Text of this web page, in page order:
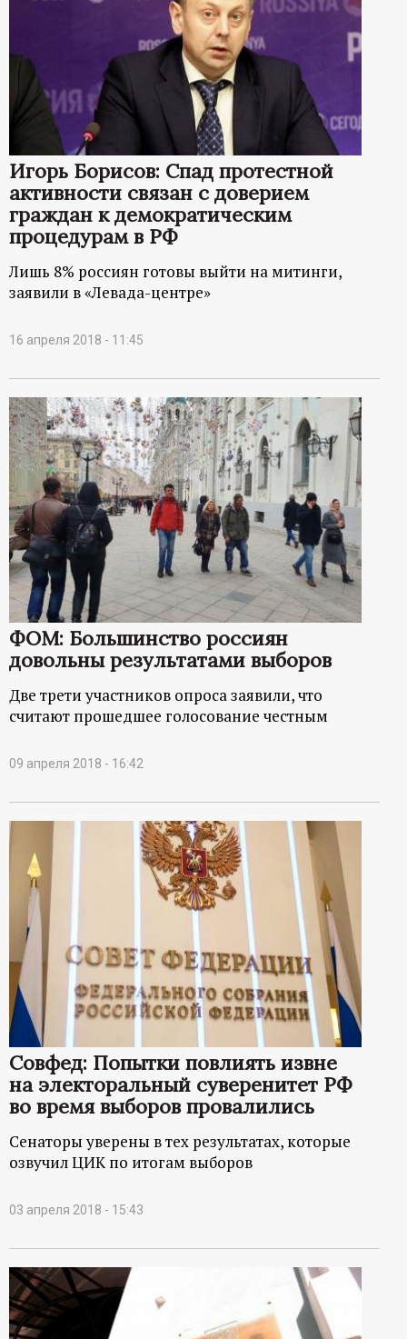
Игорь Борисов: Спад протестной
активности связан с доверием
граждан к демократическим
процедурам в РФ
Лишь 8% россиян готовы выйти на митинги,
заявили в «Левада-центре»
16 апреля 2018 - 11:45
ФОМ: Большинство россиян
довольны результатами выборов
Две трети участников опроса заявили, что
считают прошедшее голосование честным
09 апреля 2018 - 16:42
Совфед: Попытки повлиять извне
на электоральный суверенитет РФ
во время выборов провалились
Сенаторы уверены в тех результатах, которые
озвучил ЦИК по итогам выборов
03 апреля 2018 - 15:43